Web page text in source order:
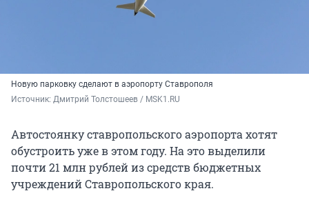
Новую парковку сделают в аэропорту Ставрополя
Источник: Дмитрий Толстошеев / MSK1.RU
Автостоянку ставропольского аэропорта хотят
обустроить уже в этом году. На это выделили
почти 21 млн рублей из средств бюджетных
учреждений Ставропольского края.